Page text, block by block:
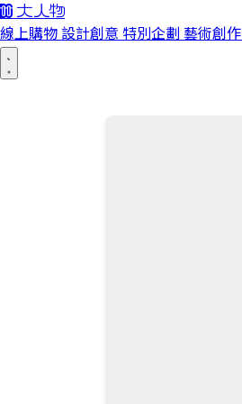
線上購物 設計創意 特別企劃 藝術創作